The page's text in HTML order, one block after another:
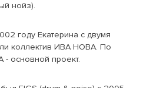
нойз).
году Екатерина с двумя
коллектив ИВА НОВА. По
основной проект.